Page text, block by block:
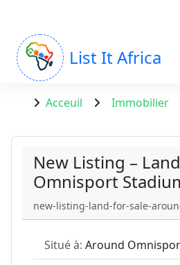
List It Africa
Acceuil Immobilier
New Listing –
Omnisport
new-listing-land-for-sale-
Situé à: Around